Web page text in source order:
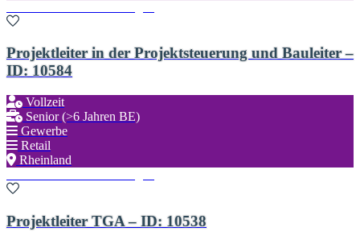
Projektleiter in der Projektsteuerung und Bauleiter –
ID: 10584
Vollzeit
Senior (>6 Jahren BE)
Gewerbe
Retail
Rheinland
Projektleiter TGA – ID: 10538